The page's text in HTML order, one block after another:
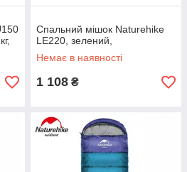
Спальний мішок Naturehike
LE220, зелений,
Немає в наявності
1 108 ₴